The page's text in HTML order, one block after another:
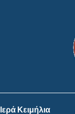
Ιερά Κειμήλια